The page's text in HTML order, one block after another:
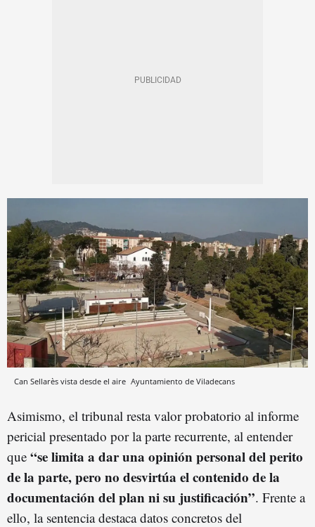
Can Sellarès vista desde el aire Ayuntamiento de Viladecans
Asimismo, el tribunal resta valor probatorio al informe
pericial presentado por la parte recurrente, al entender
que “se limita a dar una opinión personal del perito
de la parte, pero no desvirtúa el contenido de la
documentación del plan ni su justificación”. Frente a
ello, la sentencia destaca datos concretos del